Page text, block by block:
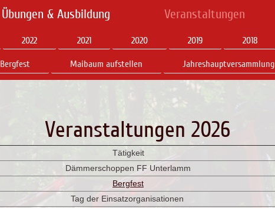
Übungen & Ausbildung Veranstaltungen
2022 2021 2020 2019 2018
Bergfest Maibaum aufstellen Jahreshauptversammlung
Veranstaltungen 2026
Tätigkeit
Dämmerschoppen FF Unterlamm
Bergfest
Tag der Einsatzorganisationen